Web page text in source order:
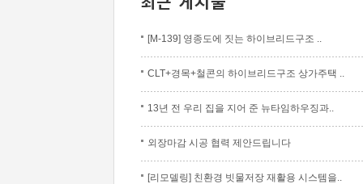
[M-139] 영종도에 짓는 하이브리드구조 ..
CLT+경목+철콘의 하이브리드구조 상가주택 ..
13년 전 우리 집을 지어 준 뉴타임하우징과..
외장마감 시공 협력 제안드립니다
[리모델링] 친환경 빗물저장 재활용 시스템을..